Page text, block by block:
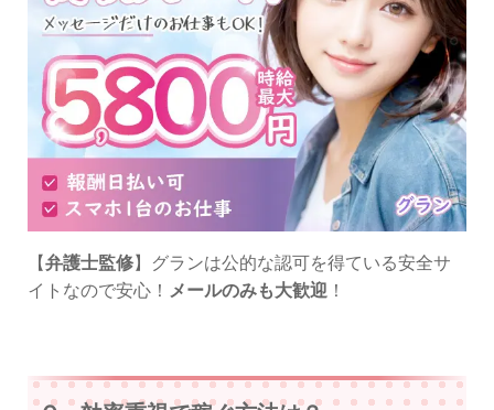
【弁護士監修】グランは公的な認可を得ている安全サ
イトなので安心！ メールのみも大歓迎 ！